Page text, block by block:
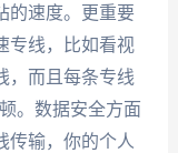
的速度。更重要
专线，比如看视
，而且每条专线
。数据安全方面
传输，你的个人